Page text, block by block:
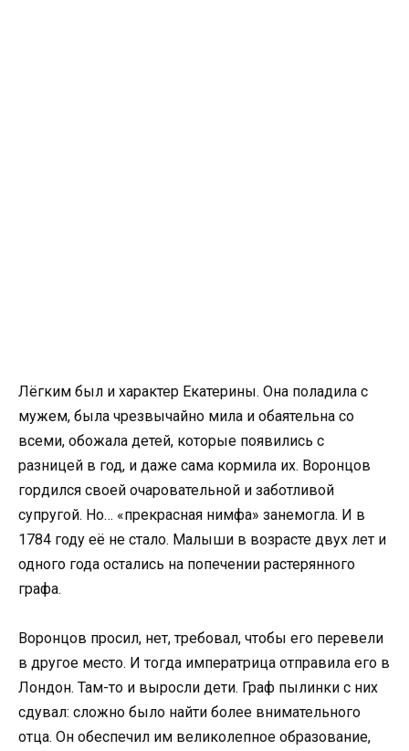
Лёгким был и характер Екатерины. Она поладила с
мужем, была чрезвычайно мила и обаятельна со
всеми, обожала детей, которые появились с
разницей в год, и даже сама кормила их. Воронцов
гордился своей очаровательной и заботливой
супругой. Но… «прекрасная нимфа» занемогла. И в
1784 году её не стало. Малыши в возрасте двух лет и
одного года остались на попечении растерянного
графа.
Воронцов просил, нет, требовал, чтобы его перевели
в другое место. И тогда императрица отправила его в
Лондон. Там-то и выросли дети. Граф пылинки с них
сдувал: сложно было найти более внимательного
отца. Он обеспечил им великолепное образование,